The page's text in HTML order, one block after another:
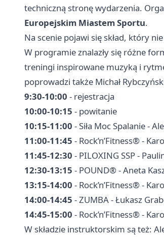
techniczną stronę wydarzenia.
Europejskim Miastem Sportu.
Na scenie pojawi się skład, który
W programie znalazły się różne
treningi inspirowane muzyką i
poprowadzi także Michał
9:30-10:00 - rejestracja
10:00-10:15 - powitanie
10:15-11:00 - Siła Moc Spalanie -
11:00-11:45 - Rock’n’Fitness® -
11:45-12:30 - PILOXING SSP -
12:30-13:15 - POUND® - Aneta
13:15-14:00 - Rock’n’Fitness® -
14:00-14:45 - ZUMBA - Łukasz
14:45-15:00 - Rock’n’Fitness® -
W składzie instruktorskim są też: